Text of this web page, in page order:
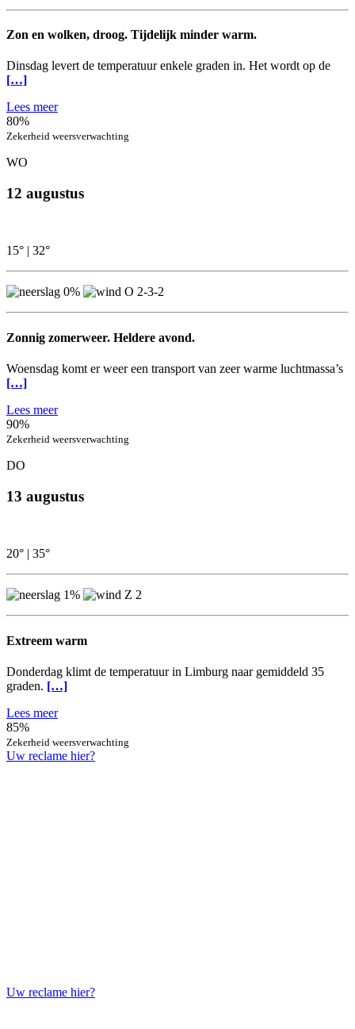
Zon en wolken, droog. Tijdelijk minder warm.
Dinsdag levert de temperatuur enkele graden in. Het wordt op de
[…]
Lees meer
80%
Zekerheid weersverwachting
WO
12 augustus
15° 32°
0% O 2-3-2
Zonnig zomerweer. Heldere avond.
Woensdag komt er weer een transport van zeer warme luchtmassa’s
[…]
Lees meer
90%
Zekerheid weersverwachting
DO
13 augustus
20° | 35°
1% Z 2
Extreem warm
Donderdag klimt de temperatuur in Limburg naar gemiddeld 35
graden. […]
Lees meer
85%
Zekerheid weersverwachting
Uw reclame hier?
Uw reclame hier?